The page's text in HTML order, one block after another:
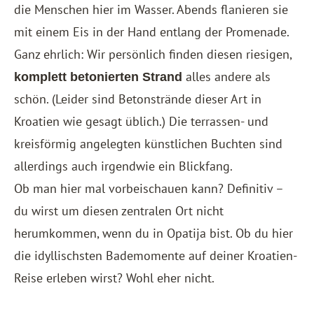
die Menschen hier im Wasser. Abends flanieren sie
mit einem Eis in der Hand entlang der Promenade.
Ganz ehrlich: Wir persönlich finden diesen riesigen,
komplett betonierten Strand alles andere als
schön. (Leider sind Betonstrände dieser Art in
Kroatien wie gesagt üblich.) Die terrassen- und
kreisförmig angelegten künstlichen Buchten sind
allerdings auch irgendwie ein Blickfang.
Ob man hier mal vorbeischauen kann? Definitiv –
du wirst um diesen zentralen Ort nicht
herumkommen, wenn du in Opatija bist. Ob du hier
die idyllischsten Bademomente auf deiner Kroatien-
Reise erleben wirst? Wohl eher nicht.